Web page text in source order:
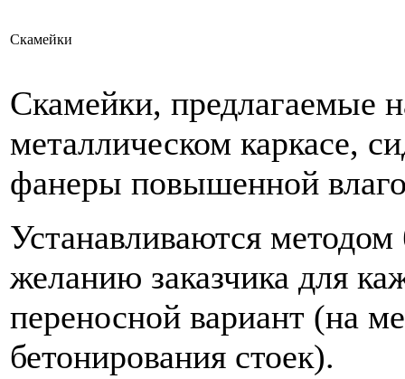
Скамейки
Скамейки, предлагаемые
металлическом каркасе,
фанеры повышенной
Устанавливаются
желанию заказчика для
переносной вариант (на
бетонирования стоек).